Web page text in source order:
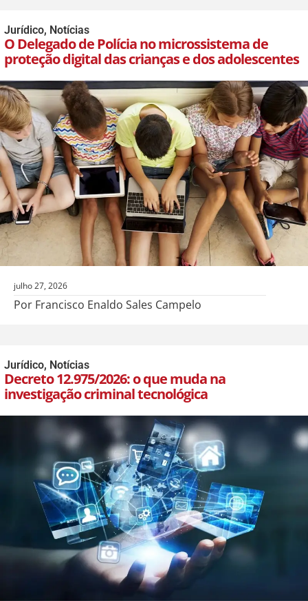
Jurídico, Notícias
O Delegado de Polícia no microssistema de
proteção digital das crianças e dos adolescentes
julho 27, 2026
Por Francisco Enaldo Sales Campelo
Jurídico, Notícias
Decreto 12.975/2026: o que muda na
investigação criminal tecnológica